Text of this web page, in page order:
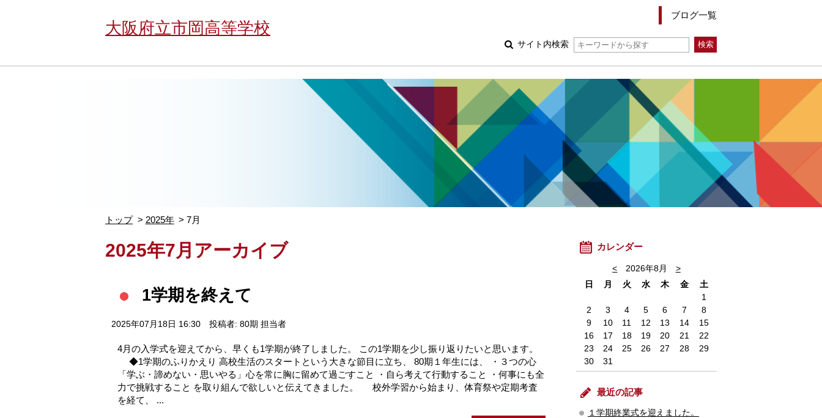
大阪府立市岡高等学校
ブログ一覧
サイト内検索
トップ 2025年 7月
2025年7月アーカイブ
1学期を終えて
2025年07月18日 16:30 投稿者: 80期 担当者
4月の入学式を迎えてから、早くも1学期が終了しました。 この1学期を少し振り返りたいと思います。
◆1学期のふりかえり 高校生活のスタートという大きな節目に立ち、 80期１年生には、 ・３つの心
「学ぶ・諦めない・思いやる」心を常に胸に留めて過ごすこと ・自ら考えて行動すること ・何事にも全
力で挑戦すること を取り組んで欲しいと伝えてきました。 校外学習から始まり、体育祭や定期考査
を経て、 ...
カレンダー
< 2026年8月
>
日
月 火 水 木 金
土
1
2
3 4 5 6 7
8
9
10 11 12 13 14
15
16
17 18 19 20 21
22
23
24 25 26 27 28
29
30
31
最近の記事
１学期終業式を迎えました。